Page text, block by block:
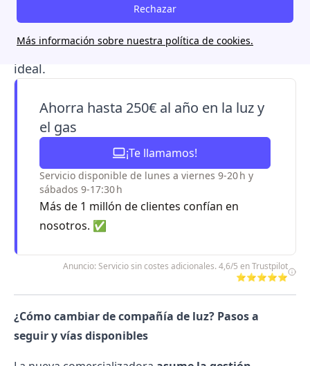
Rechazar
Más información sobre nuestra política de cookies.
Además, en 2026 el trámite es más rápido y
documentos necesarios y cómo elegir tu tarifa
ideal.
Ahorra hasta 250€ al año en la luz y
el gas
¡Te llamamos!
Servicio disponible de lunes a viernes 9-20 h y
sábados 9-17:30 h
Más de 1 millón de clientes confían en
nosotros. ✅
Anuncio: Servicio sin costes adicionales. 4,6/5 en Trustpilot
⭐⭐⭐⭐⭐
¿Cómo cambiar de compañía de luz? Pasos a
seguir y vías disponibles